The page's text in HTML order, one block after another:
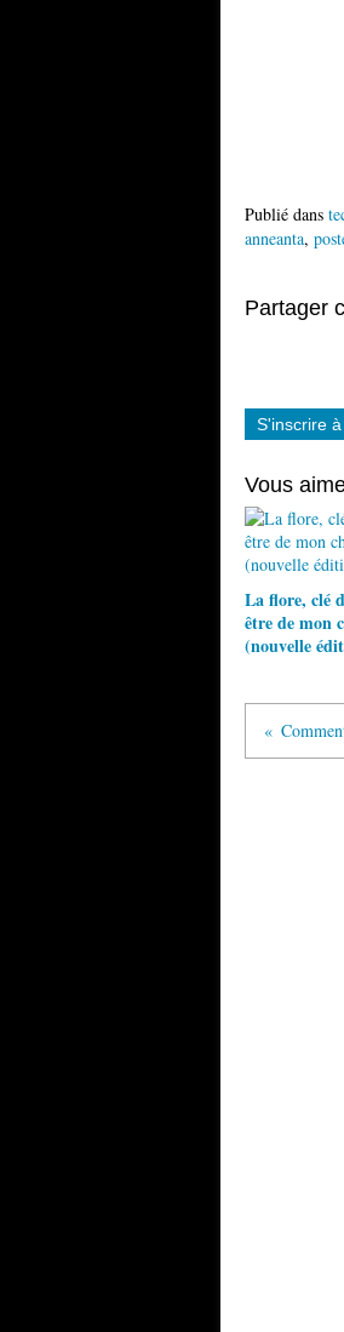
Publié dans
anneanta,
Partager
S'inscrire
Vous
La flore, clé
être de mon
(nouvelle